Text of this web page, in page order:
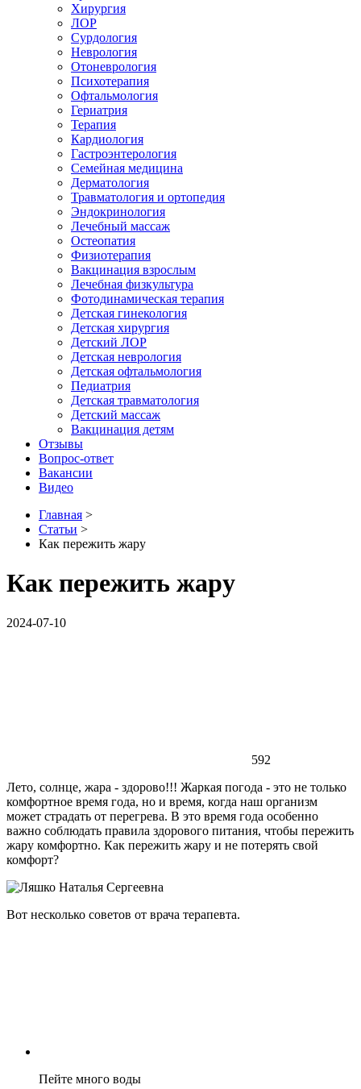
Хирургия
ЛОР
Сурдология
Неврология
Отоневрология
Психотерапия
Офтальмология
Гериатрия
Терапия
Кардиология
Гастроэнтерология
Семейная медицина
Дерматология
Травматология и ортопедия
Эндокринология
Лечебный массаж
Остеопатия
Физиотерапия
Вакцинация взрослым
Лечебная физкультура
Фотодинамическая терапия
Детская гинекология
Детская хирургия
Детский ЛОР
Детская неврология
Детская офтальмология
Педиатрия
Детская травматология
Детский массаж
Вакцинация детям
Отзывы
Вопрос-ответ
Вакансии
Видео
Главная >
Статьи >
Как пережить жару
Как пережить жару
2024-07-10
592
Лето, солнце, жара - здорово!!! Жаркая погода - это не только
комфортное время года, но и время, когда наш организм
может страдать от перегрева. В это время года особенно
важно соблюдать правила здорового питания, чтобы пережить
жару комфортно. Как пережить жару и не потерять свой
комфорт?
Вот несколько советов от врача терапевта.
Пейте много воды